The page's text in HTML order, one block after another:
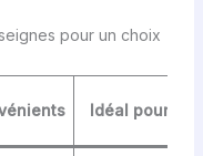
pour un choix
Idéal pour